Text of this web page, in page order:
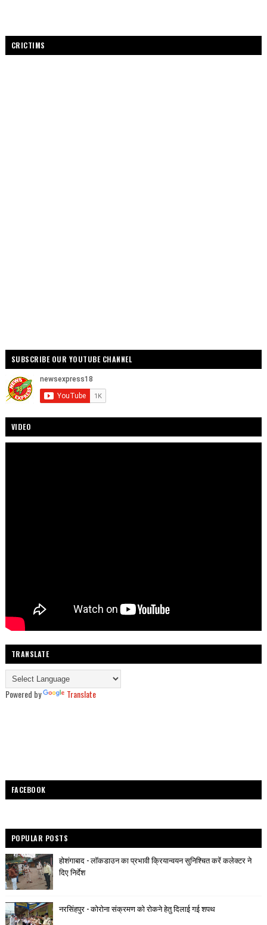
CRICTIMS
SUBSCRIBE OUR YOUTUBE CHANNEL
VIDEO
TRANSLATE
Powered by Translate
FACEBOOK
POPULAR POSTS
होशंगाबाद - लॉकडाउन का प्रभावी क्रियान्वयन सुनिश्चित करें कलेक्टर ने
दिए निर्देश
नरसिंहपुर - कोरोना संक्रमण को रोकने हेतु दिलाई गई शपथ